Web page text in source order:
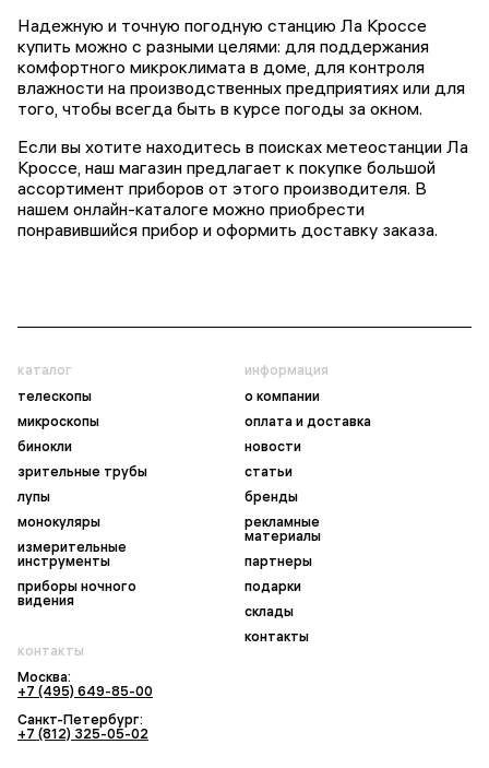
Надежную и точную погодную станцию Ла Кроссе
купить можно с разными целями: для поддержания
комфортного микроклимата в доме, для контроля
влажности на производственных предприятиях или для
того, чтобы всегда быть в курсе погоды за окном.
Если вы хотите находитесь в поисках метеостанции Ла
Кроссе, наш магазин предлагает к покупке большой
ассортимент приборов от этого производителя. В
нашем онлайн-каталоге можно приобрести
понравившийся прибор и оформить доставку заказа.
каталог
телескопы
микроскопы
бинокли
зрительные трубы
лупы
монокуляры
измерительные
инструменты
приборы ночного
видения
информация
о компании
оплата и доставка
новости
статьи
бренды
рекламные
материалы
партнеры
подарки
склады
контакты
контакты
Москва:
+7 (495) 649-85-00
Санкт-Петербург:
+7 (812) 325-05-02